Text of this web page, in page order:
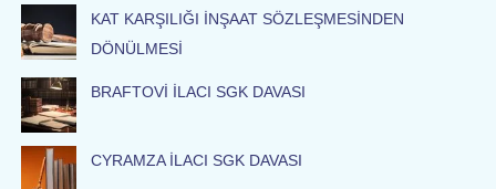
h
f
o
r
:
KAT KARŞILIĞI İNŞAAT SÖZLEŞMESİNDEN
DÖNÜLMESİ
BRAFTOVİ İLACI SGK DAVASI
CYRAMZA İLACI SGK DAVASI